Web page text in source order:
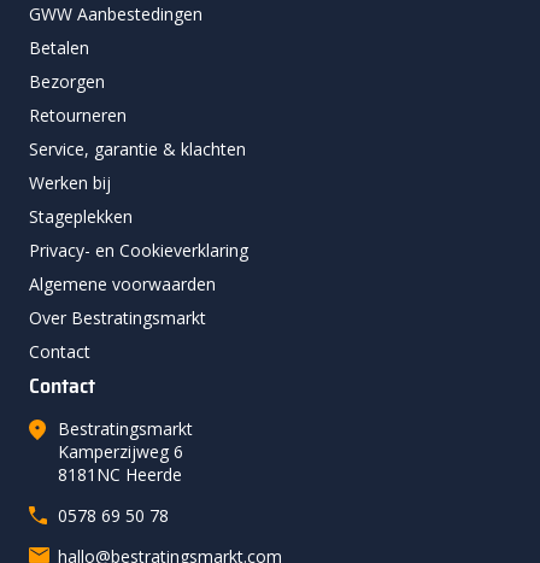
GWW Aanbestedingen
Betalen
Bezorgen
Retourneren
Service, garantie & klachten
Werken bij
Stageplekken
Privacy- en Cookieverklaring
Algemene voorwaarden
Over Bestratingsmarkt
Contact
Contact
Bestratingsmarkt
Kamperzijweg 6
8181NC Heerde
0578 69 50 78
hallo@bestratingsmarkt.com